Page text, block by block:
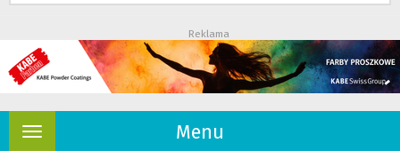
Reklama
Menu
Rozwiń